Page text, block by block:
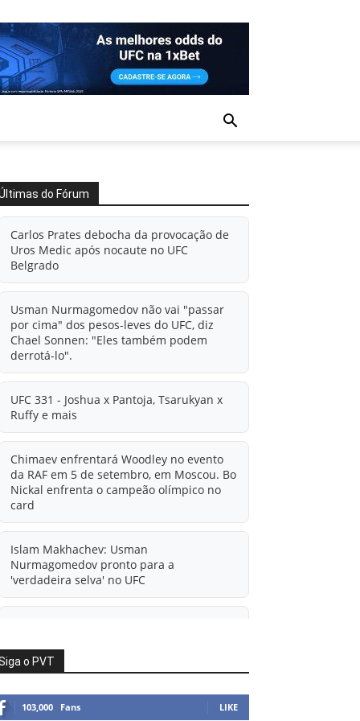
do Fórum
Carlos Prates debocha da provocação de
Uros Medic após nocaute no UFC
Belgrado
Usman Nurmagomedov não vai "passar
por cima" dos pesos-leves do UFC, diz
Chael Sonnen: "Eles também podem
derrotá-lo".
UFC 331 - Joshua x Pantoja, Tsarukyan x
Ruffy e mais
Chimaev enfrentará Woodley no evento
da RAF em 5 de setembro, em Moscou. Bo
Nickal enfrenta o campeão olímpico no
card
Islam Makhachev: Usman
Nurmagomedov pronto para a
'verdadeira selva' no UFC
informações sobre possível mudança
para o UFC após novas negociações.
Islam Makhachev: Há concorrentes
o PVT
103,000 Fans LIKE